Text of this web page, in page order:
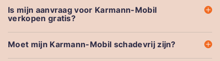
Is mijn aanvraag voor Karmann-Mobil
verkopen gratis?
Moet mijn Karmann-Mobil schadevrij zijn?